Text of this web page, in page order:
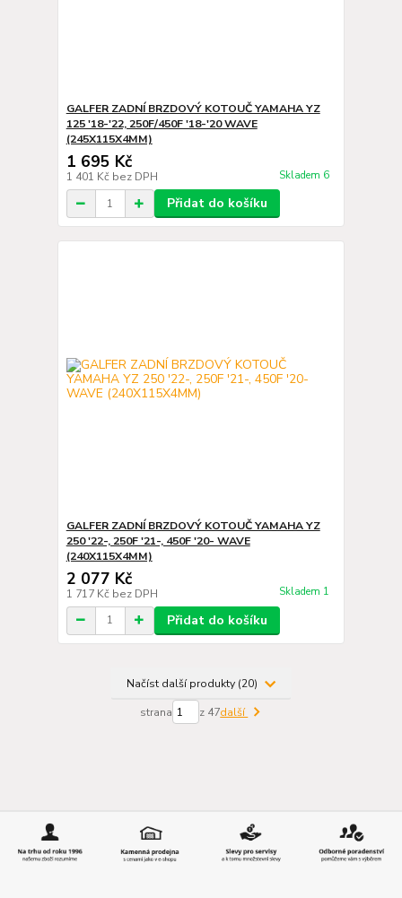
GALFER ZADNÍ BRZDOVÝ KOTOUČ YAMAHA YZ
125 '18-'22, 250F/450F '18-'20 WAVE
(245X115X4MM)
1 695 Kč
1 401 Kč bez DPH Skladem 6
Přidat do košíku
GALFER ZADNÍ BRZDOVÝ KOTOUČ YAMAHA YZ
250 '22-, 250F '21-, 450F '20- WAVE
(240X115X4MM)
2 077 Kč
1 717 Kč bez DPH Skladem 1
Přidat do košíku
Načíst další produkty (20)
strana z 47další